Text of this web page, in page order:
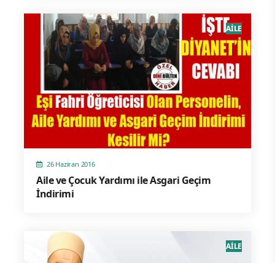
26 Haziran 2016
Aile ve Çocuk Yardımı ile Asgari Geçim
İndirimi
AİLE
AİLE